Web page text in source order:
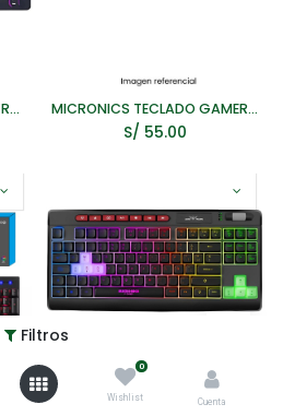
Filtros
0
Wishlist Cuenta
SEISA TECLADO GAMER RETROILUMINADO DN-DY02 MICRONICS TECLADO GAMER NEON+ MIC K709+ MULTIMEDIA USB LED
S/ 55.00